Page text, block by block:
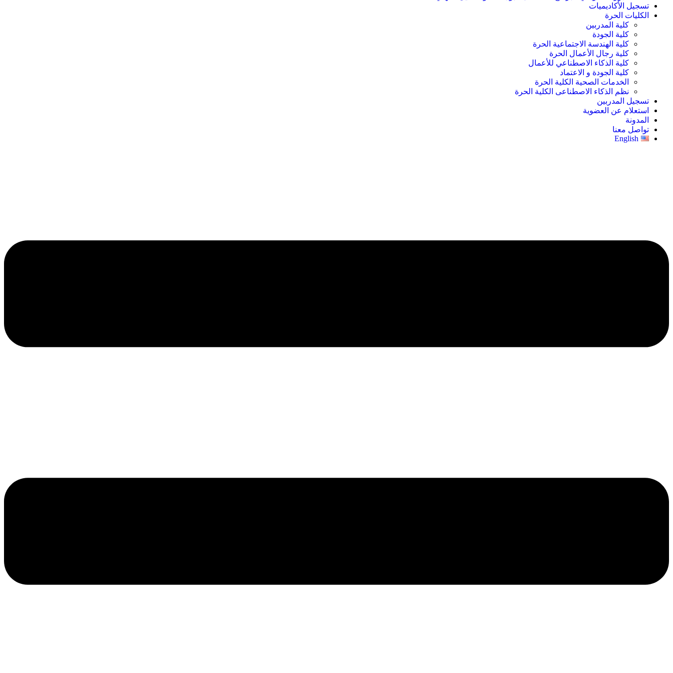
تسجيل الأكاديميات
الكليات الحرة
كلية المدربين
كلية الجودة
كلية الهندسة الاجتماعية الحرة
كلية رجال الأعمال الحرة
كلية الذكاء الاصطناعي للأعمال
كلية الجودة و الاعتماد
الخدمات الصحية الكلية الحرة
نظم الذكاء الاصطناعى الكلية الحرة
تسجيل المدربين
استعلام عن العضوية
المدونة
تواصل معنا
English